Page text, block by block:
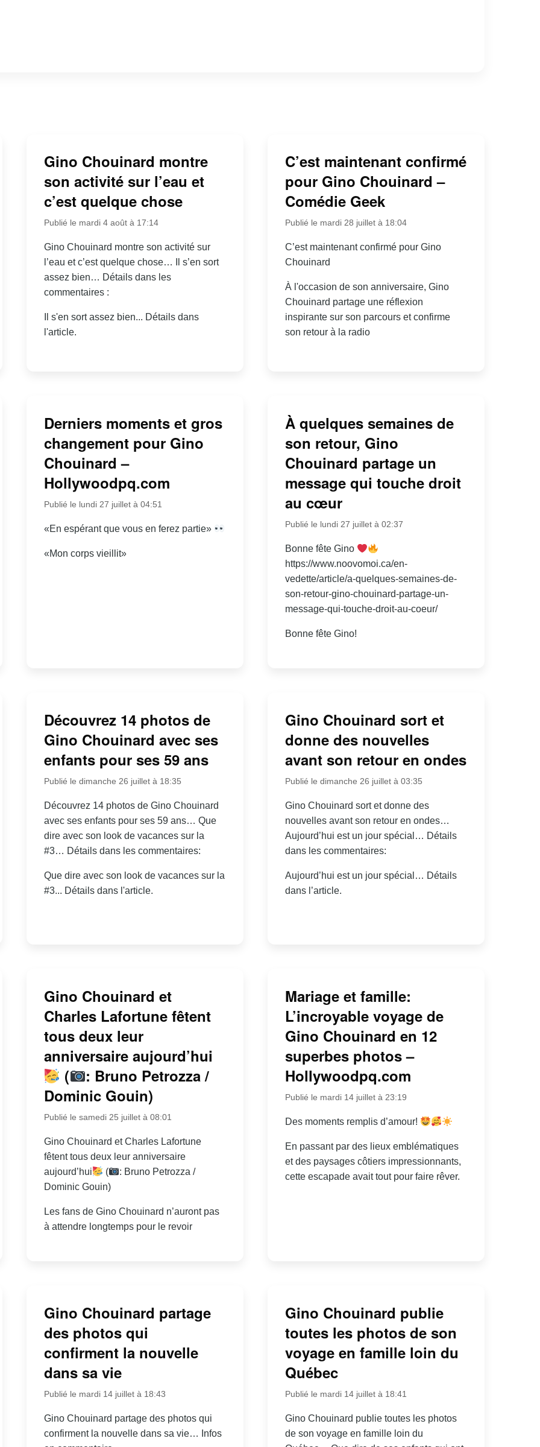
Gino Chouinard montre
son activité sur l’eau et
c’est quelque chose
Publié le mardi 4 août à 17:14
Gino Chouinard montre son activité sur
l’eau et c’est quelque chose… Il s’en sort
assez bien… Détails dans les
commentaires :
Il s'en sort assez bien... Détails dans
l'article.
C’est maintenant confirmé
pour Gino Chouinard –
Comédie Geek
Publié le mardi 28 juillet à 18:04
C’est maintenant confirmé pour Gino
Chouinard
À l'occasion de son anniversaire, Gino
Chouinard partage une réflexion
inspirante sur son parcours et confirme
son retour à la radio
Derniers moments et gros
changement pour Gino
Chouinard –
Hollywoodpq.com
Publié le lundi 27 juillet à 04:51
«En espérant que vous en ferez partie»
«Mon corps vieillit»
À quelques semaines de
son retour, Gino
Chouinard partage un
message qui touche droit
au cœur
Publié le lundi 27 juillet à 02:37
Bonne fête Gino
https://www.noovomoi.ca/en-
vedette/article/a-quelques-semaines-de-
son-retour-gino-chouinard-partage-un-
message-qui-touche-droit-au-coeur/
Bonne fête Gino!
Découvrez 14 photos de
Gino Chouinard avec ses
enfants pour ses 59 ans
Publié le dimanche 26 juillet à 18:35
Découvrez 14 photos de Gino Chouinard
avec ses enfants pour ses 59 ans… Que
dire avec son look de vacances sur la
#3… Détails dans les commentaires:
Que dire avec son look de vacances sur la
#3... Détails dans l'article.
Gino Chouinard sort et
donne des nouvelles
avant son retour en ondes
Publié le dimanche 26 juillet à 03:35
Gino Chouinard sort et donne des
nouvelles avant son retour en ondes…
Aujourd’hui est un jour spécial… Détails
dans les commentaires:
Aujourd’hui est un jour spécial… Détails
dans l’article.
Gino Chouinard et
Charles Lafortune fêtent
tous deux leur
anniversaire aujourd’hui
(
: Bruno Petrozza /
Dominic Gouin)
Publié le samedi 25 juillet à 08:01
Gino Chouinard et Charles Lafortune
fêtent tous deux leur anniversaire
aujourd’hui
(
: Bruno Petrozza /
Dominic Gouin)
Les fans de Gino Chouinard n’auront pas
à attendre longtemps pour le revoir
Mariage et famille:
L’incroyable voyage de
Gino Chouinard en 12
superbes photos –
Hollywoodpq.com
Publié le mardi 14 juillet à 23:19
Des moments remplis d’amour!
En passant par des lieux emblématiques
et des paysages côtiers impressionnants,
cette escapade avait tout pour faire rêver.
Gino Chouinard partage
des photos qui
confirment la nouvelle
dans sa vie
Publié le mardi 14 juillet à 18:43
Gino Chouinard partage des photos qui
confirment la nouvelle dans sa vie… Infos
Gino Chouinard publie
toutes les photos de son
voyage en famille loin du
Québec
Publié le mardi 14 juillet à 18:41
Gino Chouinard publie toutes les photos
de son voyage en famille loin du